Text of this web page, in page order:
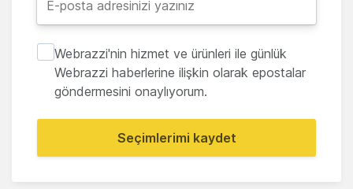
Webrazzi'nin hizmet ve ürünleri ile günlük
Webrazzi haberlerine ilişkin olarak epostalar
göndermesini onaylıyorum.
Seçimlerimi kaydet